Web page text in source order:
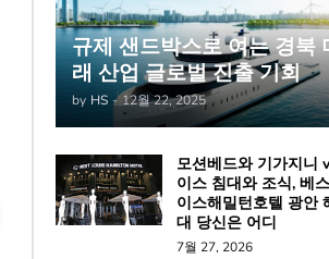
규제 샌드박스로 여는 경북
래 산업 글로벌 진출 기회
by HS - 12월 22, 2025
모션베드와 기가지니
이스 침대와 조식, 베
이스해밀턴호텔 광안
대 당신은 어디
7월 27, 2026